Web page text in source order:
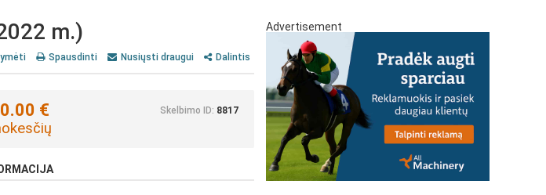
m.)
Spausdinti Nusiųsti draugui Dalintis
€ Skelbimo ID: 8817
Advertisement